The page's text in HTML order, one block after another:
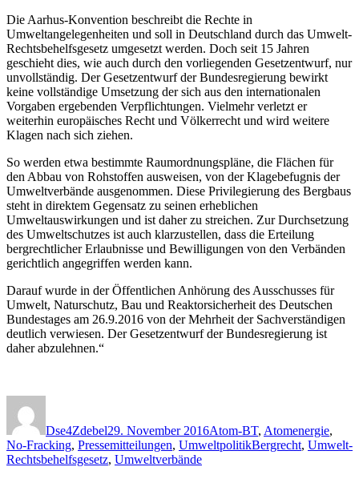
Die Aarhus-Konvention beschreibt die Rechte in
Umweltangelegenheiten und soll in Deutschland durch das Umwelt-
Rechtsbehelfsgesetz umgesetzt werden. Doch seit 15 Jahren
geschieht dies, wie auch durch den vorliegenden Gesetzentwurf, nur
unvollständig. Der Gesetzentwurf der Bundesregierung bewirkt
keine vollständige Umsetzung der sich aus den internationalen
Vorgaben ergebenden Verpflichtungen. Vielmehr verletzt er
weiterhin europäisches Recht und Völkerrecht und wird weitere
Klagen nach sich ziehen.
So werden etwa bestimmte Raumordnungspläne, die Flächen für
den Abbau von Rohstoffen ausweisen, von der Klagebefugnis der
Umweltverbände ausgenommen. Diese Privilegierung des Bergbaus
steht in direktem Gegensatz zu seinen erheblichen
Umweltauswirkungen und ist daher zu streichen. Zur Durchsetzung
des Umweltschutzes ist auch klarzustellen, dass die Erteilung
bergrechtlicher Erlaubnisse und Bewilligungen von den Verbänden
gerichtlich angegriffen werden kann.
Darauf wurde in der Öffentlichen Anhörung des Ausschusses für
Umwelt, Naturschutz, Bau und Reaktorsicherheit des Deutschen
Bundestages am 26.9.2016 von der Mehrheit der Sachverständigen
deutlich verwiesen. Der Gesetzentwurf der Bundesregierung ist
daher abzulehnen.“
Dse4Zdebel29. November 2016Atom-BT, Atomenergie,
No-Fracking, Pressemitteilungen, UmweltpolitikSchlagwörter
Bergrecht, Umwelt-
Rechtsbehelfsgesetz, Umweltverbände